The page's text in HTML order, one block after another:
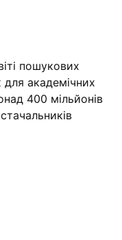
пошукових
для академічних
400 мільйонів